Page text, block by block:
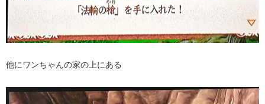
他にワンちゃんの家の上にある